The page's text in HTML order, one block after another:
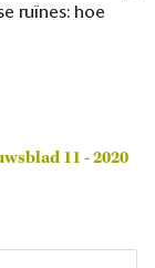
ruïnes: hoe
11 - 2020